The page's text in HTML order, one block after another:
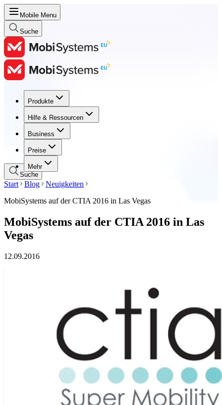
Mobile Menu
Suche
Produkte
Hilfe & Ressourcen
Business
Preise
Mehr
Produkte
Hilfe & Ressourcen
Business
Preise
Suche
Start Blog
Neuigkeiten
MobiSystems auf der CTIA 2016 in Las Vegas
MobiSystems auf der CTIA 2016 in Las
Vegas
12.09.2016